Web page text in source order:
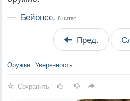
— Бейонсе, 8 цитат
Пред.
Оружие Уверенность
Сохранить